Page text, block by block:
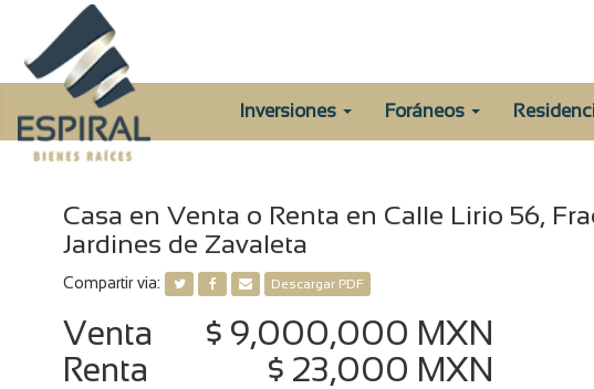
Inversiones Foráneos
Casa en Venta o Renta en Calle Lirio 56,
Jardines de Zavaleta
Compartir via: Descargar PDF
Venta
$ 9,000,000 MXN
Renta
$ 23,000 MXN